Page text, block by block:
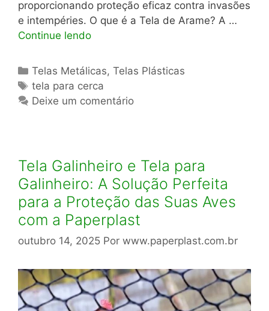
proporcionando proteção eficaz contra invasões
e intempéries. O que é a Tela de Arame? A …
Continue lendo
Categorias
Telas Metálicas,Telas Plásticas
Tags
tela para cerca
Deixe um comentário
Tela Galinheiro e Tela para
Galinheiro: A Solução Perfeita
para a Proteção das Suas Aves
com a Paperplast
outubro 14, 2025 Por www.paperplast.com.br